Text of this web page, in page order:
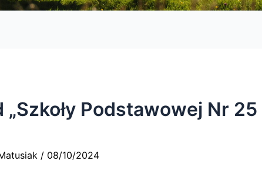
„Szkoły Podstawowej Nr
/ 08/10/2024